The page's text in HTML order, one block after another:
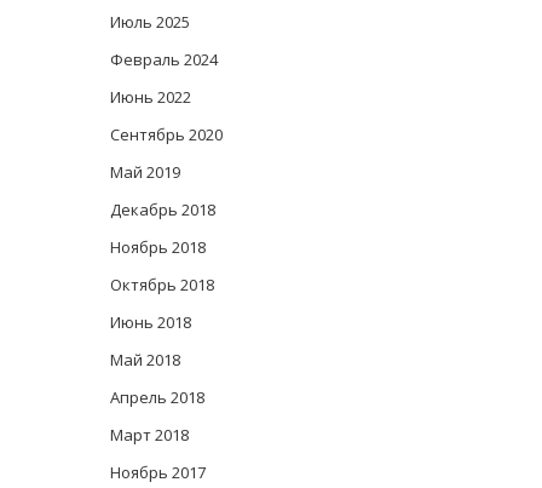
Июль 2025
Февраль 2024
Июнь 2022
Сентябрь 2020
Май 2019
Декабрь 2018
Ноябрь 2018
Октябрь 2018
Июнь 2018
Май 2018
Апрель 2018
Март 2018
Ноябрь 2017